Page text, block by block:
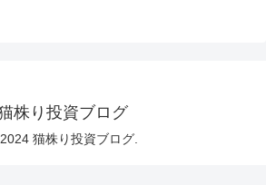
株り投資ブログ
猫株り投資ブログ.